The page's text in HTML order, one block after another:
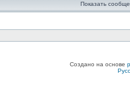
Показать
Создано на основе